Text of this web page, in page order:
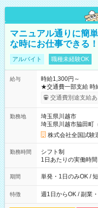
マニュアル通りに簡
な時にお仕事できる
アルバイト 職種未経験OK
給与
時給1,300円～
★交通費一部支給 時給1,300円～ ※試験・役割により手当あり
※勤務回数により昇
り！】 希望される
例】 ・河合塾模擬試
×8時間＝日収10,400
円の場合あり ・国
円（役割手当＋100円）
間】試用期間なし
交通費別途支給あ
勤務地
埼玉県川越市
埼玉県川越市脇田町
株式会社全国試験
勤務時間
シフト制
1日あたりの実働時
間は 試験により異
期間 単発・1日のみOK /
特徴 週1日からOK / 副業